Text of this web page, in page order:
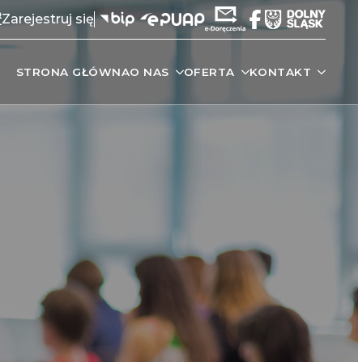
Zarejestruj się
STRONA GŁÓWNAO NAS OFERTA KONTAKT